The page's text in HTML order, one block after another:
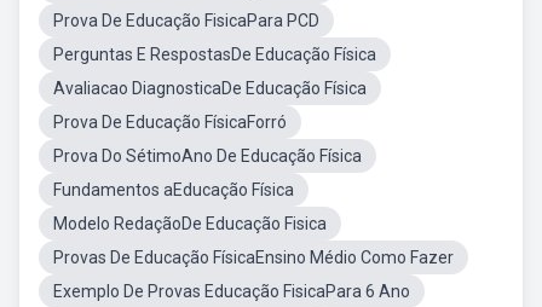
Prova De Educação FisicaPara PCD
Perguntas E RespostasDe Educação Física
Avaliacao DiagnosticaDe Educação Física
Prova De Educação FísicaForró
Prova Do SétimoAno De Educação Física
Fundamentos aEducação Física
Modelo RedaçãoDe Educação Fisica
Provas De Educação FísicaEnsino Médio Como Fazer
Exemplo De Provas Educação FisicaPara 6 Ano